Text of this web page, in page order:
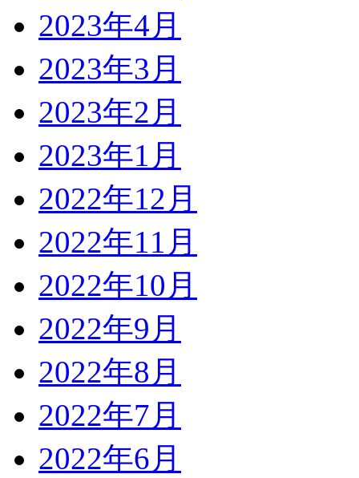
2023年4月
2023年3月
2023年2月
2023年1月
2022年12月
2022年11月
2022年10月
2022年9月
2022年8月
2022年7月
2022年6月